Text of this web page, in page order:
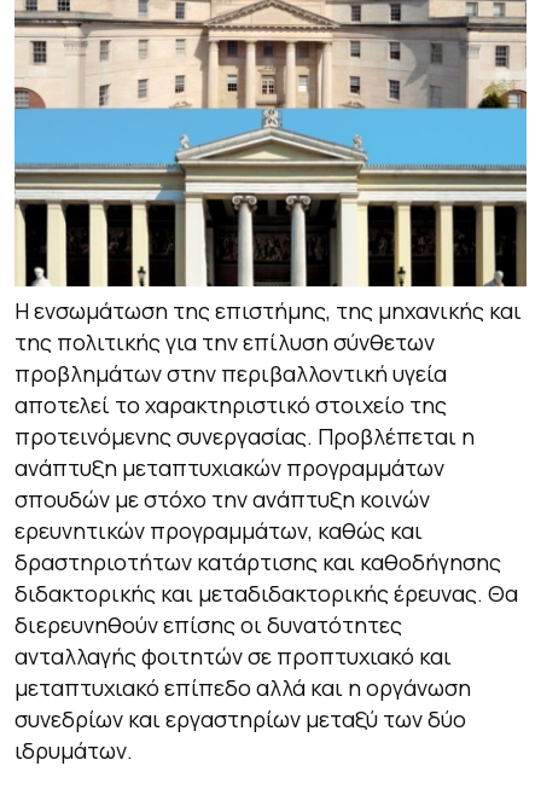
Η ενσωμάτωση της επιστήμης, της μηχανικής και
της πολιτικής για την επίλυση σύνθετων
προβλημάτων στην περιβαλλοντική υγεία
αποτελεί το χαρακτηριστικό στοιχείο της
προτεινόμενης συνεργασίας. Προβλέπεται η
ανάπτυξη μεταπτυχιακών προγραμμάτων
σπουδών με στόχο την ανάπτυξη κοινών
ερευνητικών προγραμμάτων, καθώς και
δραστηριοτήτων κατάρτισης και καθοδήγησης
διδακτορικής και μεταδιδακτορικής έρευνας. Θα
διερευνηθούν επίσης οι δυνατότητες
ανταλλαγής φοιτητών σε προπτυχιακό και
μεταπτυχιακό επίπεδο αλλά και η οργάνωση
συνεδρίων και εργαστηρίων μεταξύ των δύο
ιδρυμάτων.